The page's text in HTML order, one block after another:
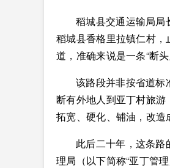
稻城县交通运输局局
稻城县香格里拉镇仁村
道，准确来说是一条“断头
该路段并非按省道标
断有外地人到亚丁村旅游
拓宽、硬化、铺油，改造
此后二十年，这条
理局（以下简称“亚丁管